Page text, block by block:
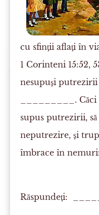
cu sfinţii aflaţi în
1 Corinteni 15:52,
nesupuşi
_________.
supus putrezirii,
neputrezire, şi
îmbrace în
Răspundeţi: